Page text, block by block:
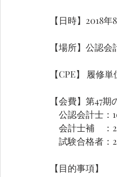
【日時】2018
【場所】公認
【CPE】 履修
【会費】第47
公認会計士：
会計士補　：
試験合格者：
【目的事項】